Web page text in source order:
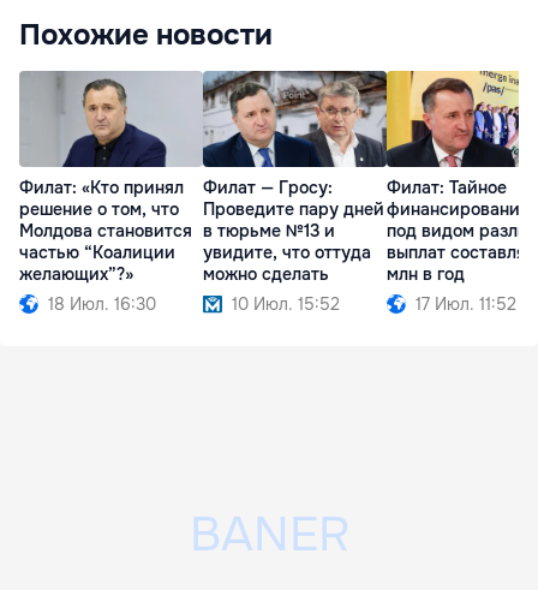
Похожие новости
Филат: «Кто принял
решение о том, что
Молдова становится
частью “Коалиции
желающих”?»
18 Июл. 16:30
Филат — Гросу:
Проведите пару дней
в тюрьме №13 и
увидите, что оттуда
можно сделать
10 Июл. 15:52
Филат: Тайное
финансирование
под видом
выплат
млн в год
17 Июл. 11:52